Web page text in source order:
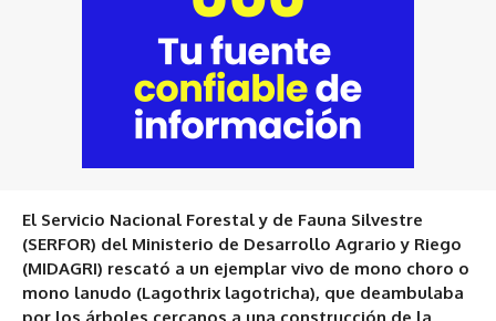
El Servicio Nacional Forestal y de Fauna Silvestre
(SERFOR) del Ministerio de Desarrollo Agrario y Riego
(MIDAGRI) rescató a un ejemplar vivo de mono choro o
mono lanudo (Lagothrix lagotricha), que deambulaba